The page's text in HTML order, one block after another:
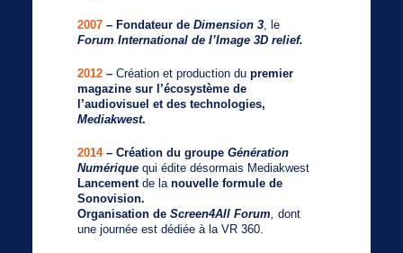
2007– Fondateur de Dimension 3, le
Forum International de l’Image 3D relief.
2012–Création et production du premier
magazine sur l’écosystème de
l’audiovisuel et des technologies,
Mediakwest.
2014– Création du groupe Génération
Numérique qui édite désormais Mediakwest
Lancementde la nouvelle formule de
Sonovision.
Organisation de Screen4All Forum, dont
une journée est dédiée à la VR 360.